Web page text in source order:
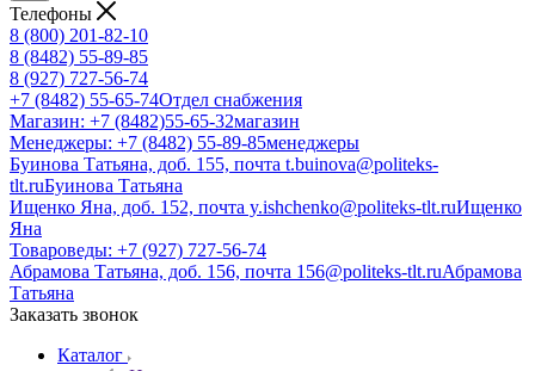
Телефоны
8 (800) 201-82-10
8 (8482) 55-89-85
8 (927) 727-56-74
+7 (8482) 55-65-74Отдел снабжения
Магазин: +7 (8482)55-65-32магазин
Менеджеры: +7 (8482) 55-89-85менеджеры
Буинова Татьяна, доб. 155, почта t.buinova@politeks-
tlt.ruБуинова Татьяна
Ищенко Яна, доб. 152, почта y.ishchenko@politeks-tlt.ruИщенко
Яна
Товароведы: +7 (927) 727-56-74
Абрамова Татьяна, доб. 156, почта 156@politeks-tlt.ruАбрамова
Татьяна
Заказать звонок
Каталог